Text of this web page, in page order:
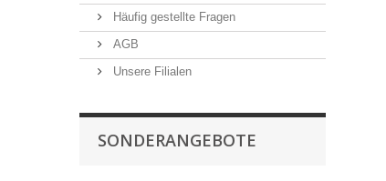
Häufig gestellte Fragen
AGB
Unsere Filialen
SONDERANGEBOTE